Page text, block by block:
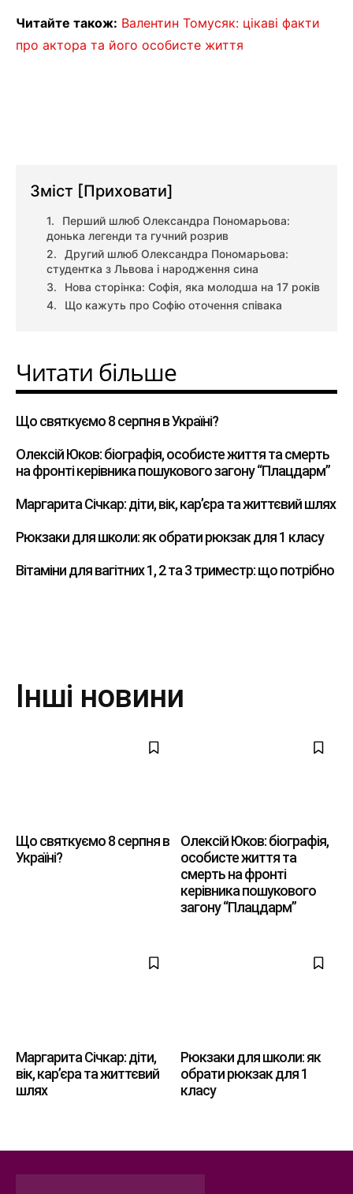
Читайте також: Валентин Томусяк: цікаві факти
про актора та його особисте життя
Зміст [Приховати]
Перший шлюб Олександра Пономарьова:
донька легенди та гучний розрив
Другий шлюб Олександра Пономарьова:
студентка з Львова і народження сина
Нова сторінка: Софія, яка молодша на 17 років
Що кажуть про Софію оточення співака
Читати більше
Що святкуємо 8 серпня в Україні?
Олексій Юков: біографія, особисте життя та смерть
на фронті керівника пошукового загону “Плацдарм”
Маргарита Січкар: діти, вік, кар’єра та життєвий шлях
Рюкзаки для школи: як обрати рюкзак для 1 класу
Вітаміни для вагітних 1, 2 та 3 триместр: що потрібно
Інші новини
Що святкуємо 8 серпня в
Україні?
Олексій Юков: біографія,
особисте життя та
смерть на фронті
керівника пошукового
загону “Плацдарм”
Маргарита Січкар: діти,
вік, кар’єра та життєвий
шлях
Рюкзаки для школи: як
обрати рюкзак для 1
класу